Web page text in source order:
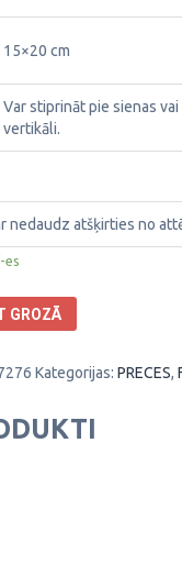
15×20 cm
Var stiprināt pie sienas
vertikāli.
nedaudz atšķirties no
es
GROZĀ
Kategorijas: PRECES,